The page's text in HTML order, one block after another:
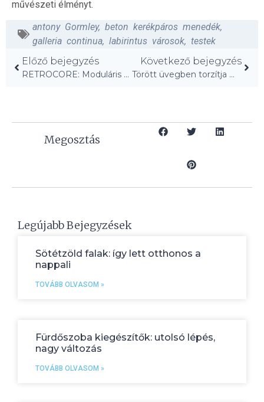
művészeti élményt.
antony Gormley, beton kerékpáros menedék,
galleria continua, labirintus városok, testek
Előző bejegyzés
RETROCORE: Moduláris fal- és mennyezeti világítás újragondolva!
Következő bejegyzés
Törött üvegben torzítja Manhattan városképét a fotósorozat
Megosztás
Legújabb Bejegyzések
Sötétzöld falak: így lett otthonos a
nappali
TOVÁBB OLVASOM »
Fürdőszoba kiegészítők: utolsó lépés,
nagy változás
TOVÁBB OLVASOM »